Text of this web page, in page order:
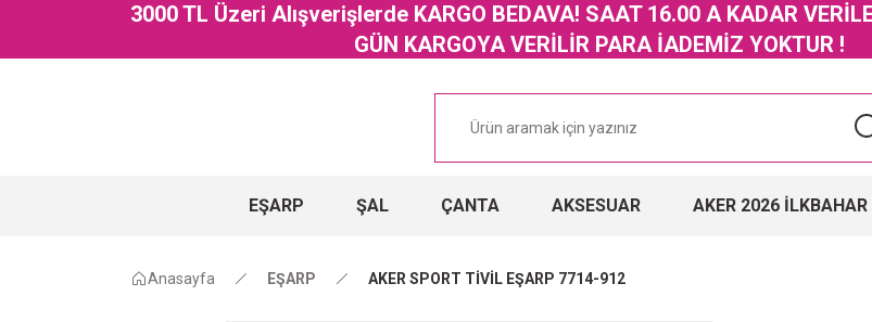
3000 TL Üzeri Alışverişlerde KARGO BEDAVA! SAAT 16.00 A KADAR
GÜN KARGOYA VERİLİR PARA İADEMİZ YOKTUR !
EŞARP ŞAL ÇANTA AKSESUAR AKER 2026
Anasayfa EŞARP AKER SPORT TİVİL EŞARP 7714-912